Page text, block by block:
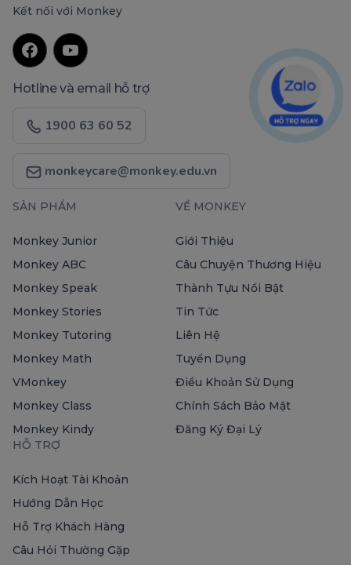
Kết nối với Monkey
Hotline và email hỗ trợ
1900 63 60 52
monkeycare@monkey.edu.vn
SẢN PHẨM
Monkey Junior
Monkey ABC
Monkey Speak
Monkey Stories
Monkey Tutoring
Monkey Math
VMonkey
Monkey Class
Monkey Kindy
VỀ MONKEY
Giới Thiệu
Câu Chuyện Thương Hiệu
Thành Tựu Nổi Bật
Tin Tức
Liên Hệ
Tuyển Dụng
Điều Khoản Sử Dụng
Chính Sách Bảo Mật
Đăng Ký Đại Lý
HỖ TRỢ
Kích Hoạt Tài Khoản
Hướng Dẫn Học
Hỗ Trợ Khách Hàng
Câu Hỏi Thường Gặp